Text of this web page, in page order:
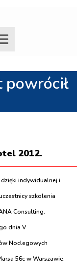
powrócił
2012.
indywidualnej i
szkolenia
Consulting.
dnia V
Noclegowych
56c w Warszawie.